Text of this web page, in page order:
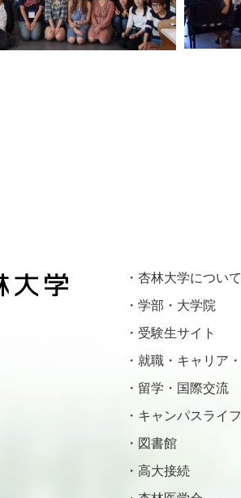
杏林大学について
学部・大学院
受験生サイト
就職・キャリア
留学・国際交流
キャンパスライ
図書館
高大接続